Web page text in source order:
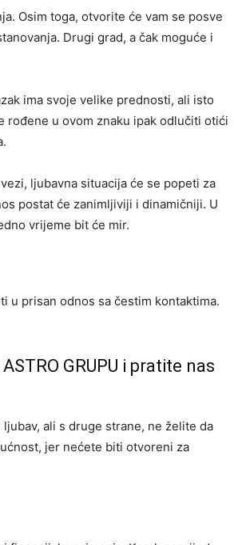
Osim toga, otvorite će vam se posve
Drugi grad, a čak moguće i
ima svoje velike prednosti, ali isto
rođene u ovom znaku ipak odlučiti otići
ljubavna situacija će se popeti za
postat će zanimljiviji i dinamičniji. U
vrijeme bit će mir.
u prisan odnos sa čestim kontaktima.
GRUPU i pratite nas
ali s druge strane, ne želite da
jer nećete biti otvoreni za